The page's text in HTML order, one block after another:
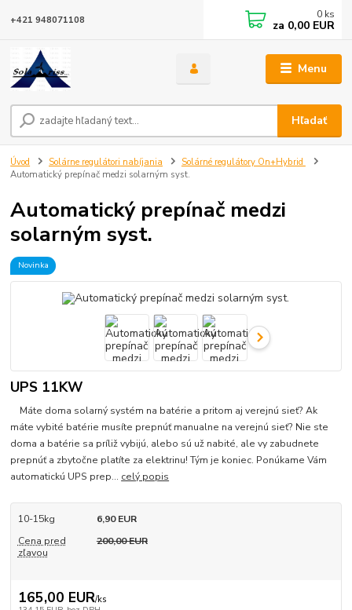
Menu
Hľadať
+421 948071108 0 ks
za 0,00 EUR
Úvod Solárne regulátori nabíjania
Solárné regulátory On+Hybrid
Automatický prepínač medzi solarným syst.
Automatický prepínač medzi
solarným syst.
Novinka
UPS 11KW
Máte doma solarný systém na batérie a pritom aj verejnú sieť? Ak
máte vybité batérie musíte prepnúť manualne na verejnú sieť? Nie ste
doma a batérie sa príliž vybijú, alebo sú už nabité, ale vy zabudnete
prepnúť a zbytočne platíte za elektrinu! Tým je koniec. Ponúkame Vám
automatickú UPS prep... celý popis
10-15kg
6,90 EUR
Cena pred
zľavou
200,00 EUR
165,00 EUR/ks